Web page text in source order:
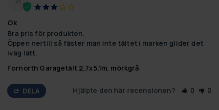
Ok
Bra pris för produkten.
Öppen nertill så fäster man inte tältet i marken glider det
iväg lätt.
Fornorth Garagetält 2,7x5,1m, mörkgrå
DELA Hjälpte den här recensionen? 0 0